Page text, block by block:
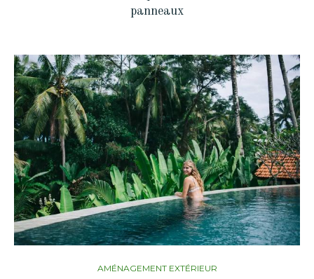
panneaux
AMÉNAGEMENT EXTÉRIEUR